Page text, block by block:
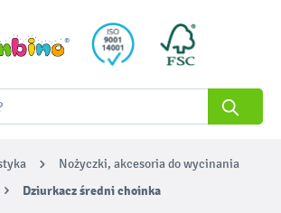
Nożyczki, akcesoria do wycinania
Dziurkacz średni choinka